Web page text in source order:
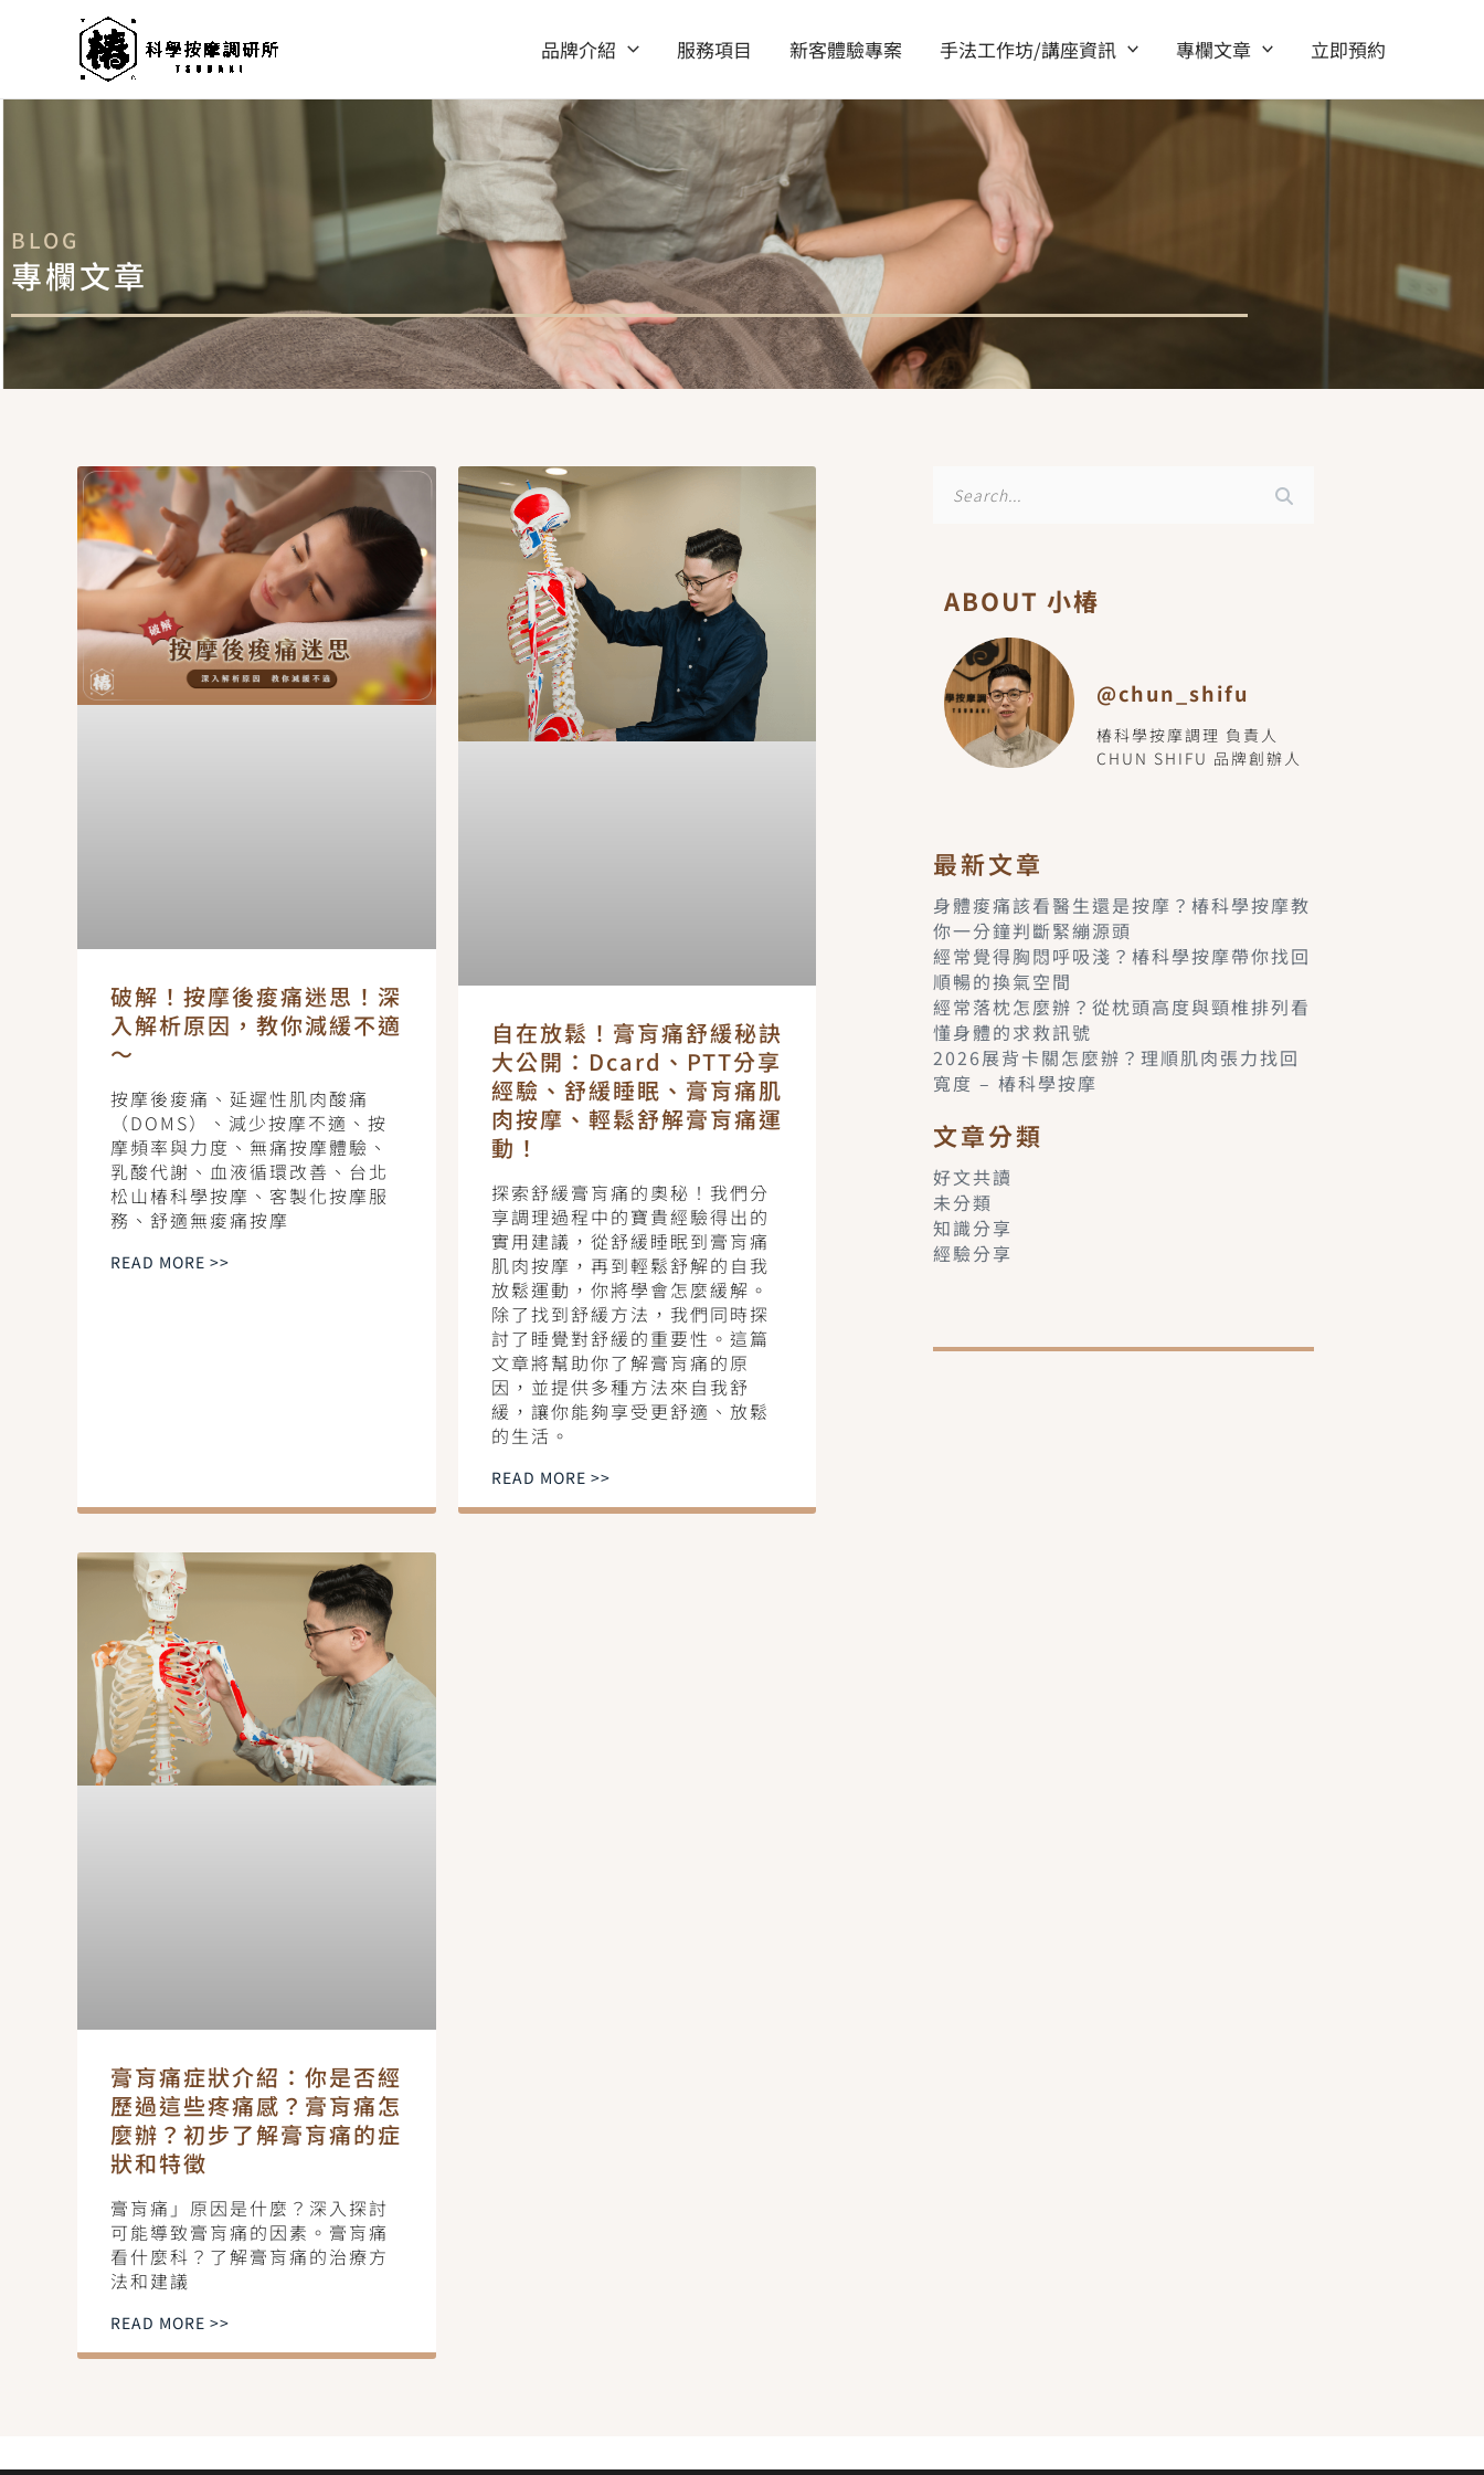
品牌介紹 服務項目 新客體驗專案 手法工作坊/講座資訊 專欄文章 立即預約
BLOG
專欄文章
破解！按摩後痠痛迷思！深
入解析原因，教你減緩不適
～
按摩後痠痛、延遲性肌肉酸痛
（DOMS）、減少按摩不適、按
摩頻率與力度、無痛按摩體驗、
乳酸代謝、血液循環改善、台北
松山椿科學按摩、客製化按摩服
務、舒適無痠痛按摩
READ MORE >>
自在放鬆！膏肓痛舒緩秘訣
大公開：Dcard、PTT分享
經驗、舒緩睡眠、膏肓痛肌
肉按摩、輕鬆舒解膏肓痛運
動！
探索舒緩膏肓痛的奧秘！我們分
享調理過程中的寶貴經驗得出的
實用建議，從舒緩睡眠到膏肓痛
肌肉按摩，再到輕鬆舒解的自我
放鬆運動，你將學會怎麼緩解。
除了找到舒緩方法，我們同時探
討了睡覺對舒緩的重要性。這篇
文章將幫助你了解膏肓痛的原
因，並提供多種方法來自我舒
緩，讓你能夠享受更舒適、放鬆
的生活。
READ MORE >>
膏肓痛症狀介紹：你是否經
歷過這些疼痛感？膏肓痛怎
麼辦？初步了解膏肓痛的症
狀和特徵
膏肓痛」原因是什麼？深入探討
可能導致膏肓痛的因素。膏肓痛
看什麼科？了解膏肓痛的治療方
法和建議
READ MORE >>
ABOUT 小椿
@chun_shifu
椿科學按摩調理 負責人
CHUN SHIFU 品牌創辦人
最新文章
身體痠痛該看醫生還是按摩？椿科學按摩教
你一分鐘判斷緊繃源頭
經常覺得胸悶呼吸淺？椿科學按摩帶你找回
順暢的換氣空間
經常落枕怎麼辦？從枕頭高度與頸椎排列看
懂身體的求救訊號
2026展背卡關怎麼辦？理順肌肉張力找回
寬度 – 椿科學按摩
文章分類
好文共讀
未分類
知識分享
經驗分享